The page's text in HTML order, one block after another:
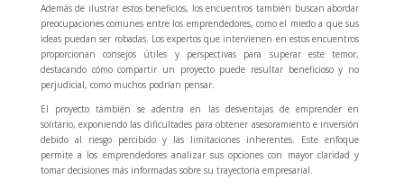
Además de ilustrar estos beneficios, los encuentros también buscan abordar
preocupaciones comunes entre los emprendedores, como el miedo a que sus
ideas puedan ser robadas. Los expertos que intervienen en estos encuentros
proporcionan consejos útiles y perspectivas para superar este temor,
destacando cómo compartir un proyecto puede resultar beneficioso y no
perjudicial, como muchos podrían pensar.
El proyecto también se adentra en las desventajas de emprender en
solitario, exponiendo las dificultades para obtener asesoramiento e inversión
debido al riesgo percibido y las limitaciones inherentes. Este enfoque
permite a los emprendedores analizar sus opciones con mayor claridad y
tomar decisiones más informadas sobre su trayectoria empresarial.